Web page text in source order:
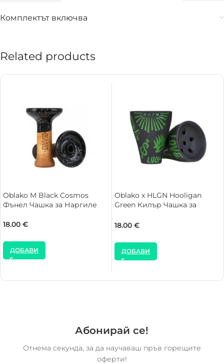
Комплектът включва
Related products
Oblako M Black Cosmos
Фънел Чашка за Наргиле
18.00 €
ДОБАВИ
Oblako х HLGN Hooligan
Green Килър Чашка за
18.00 €
ДОБАВИ
Абонирай се!
Отнема секунда, за да научаваш пръв горещите
оферти!